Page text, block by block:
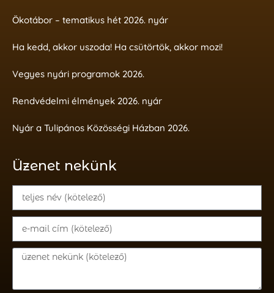
Ökotábor – tematikus hét 2026. nyár
Ha kedd, akkor uszoda! Ha csütörtök, akkor mozi!
Vegyes nyári programok 2026.
Rendvédelmi élmények 2026. nyár
Nyár a Tulipános Közösségi Házban 2026.
Üzenet nekünk